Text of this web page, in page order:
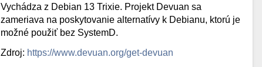
Vychádza z Debian 13 Trixie. Projekt Devuan sa
zameriava na poskytovanie alternatívy k Debianu, ktorú je
možné použiť bez SystemD.
Zdroj: https://www.devuan.org/get-devuan